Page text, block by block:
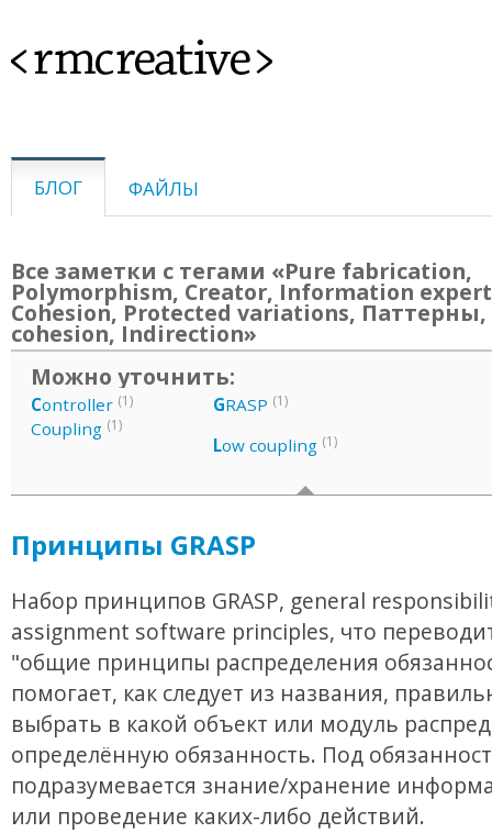
<rmcreative>
БЛОГ ФАЙЛЫ
Все заметки с тегами «Pure fabrication,
Polymorphism, Creator, Information
Cohesion, Protected variations,
cohesion, Indirection»
Можно уточнить:
Controller (1)
Coupling (1)
GRASP (1)
Low coupling (1)
Принципы GRASP
Набор принципов GRASP, general
assignment software principles, что
"общие принципы распределения
помогает, как следует из названия,
выбрать в какой объект или модуль
определённую обязанность. Под
подразумевается знание/хранение
или проведение каких-либо действий.